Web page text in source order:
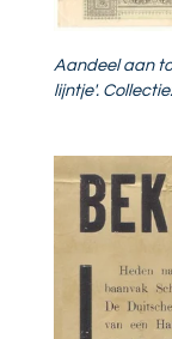
Aandeel aan
lijntje'.